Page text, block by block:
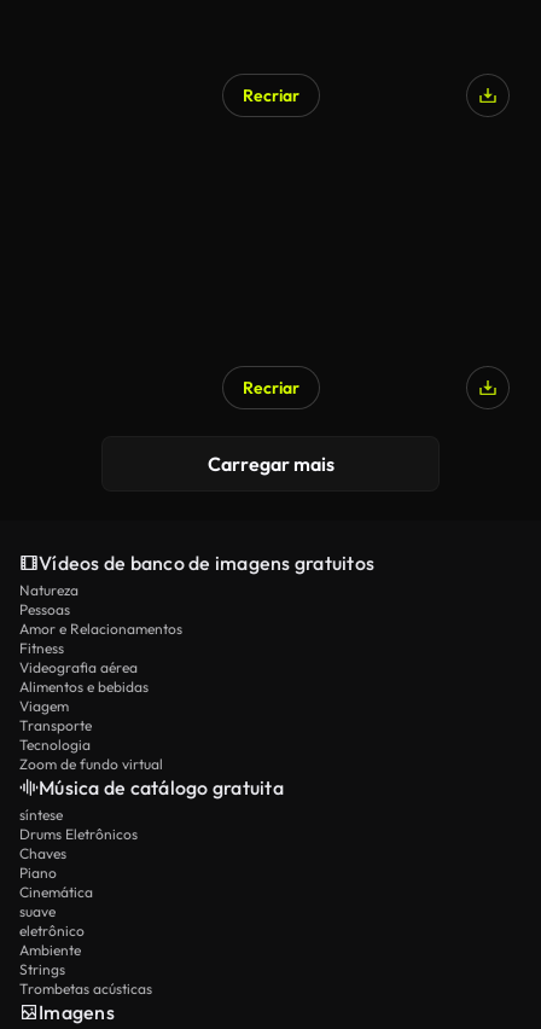
Recriar
Recriar
Carregar mais
Vídeos de banco de imagens gratuitos
Natureza
Pessoas
Amor e Relacionamentos
Fitness
Videografia aérea
Alimentos e bebidas
Viagem
Transporte
Tecnologia
Zoom de fundo virtual
Música de catálogo gratuita
síntese
Drums Eletrônicos
Chaves
Piano
Cinemática
suave
eletrônico
Ambiente
Strings
Trombetas acústicas
Imagens